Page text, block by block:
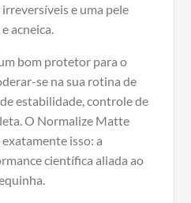
e uma pele
acneica.
bom protetor para o
se na sua rotina de
estabilidade, controle de
O Normalize Matte
isso: a
científica aliada ao